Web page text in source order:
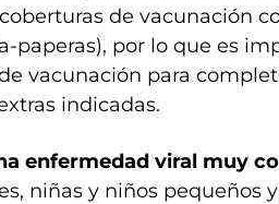
de vacunación
paperas), por lo que es
vacunación para
indicadas.
enfermedad viral muy
niñas y niños pequeños